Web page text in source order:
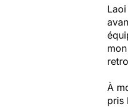
À
pris